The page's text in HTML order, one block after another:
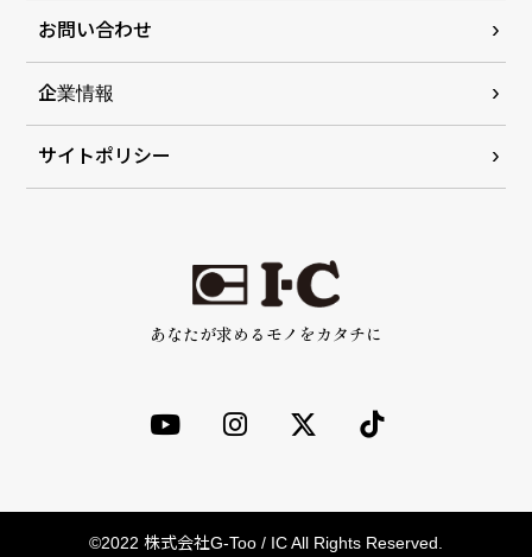
あなたが求めるモノをカタチに
お問い合わせ
企業情報
サイトポリシー
©2022 株式会社G-Too / IC All Rights Reserved.